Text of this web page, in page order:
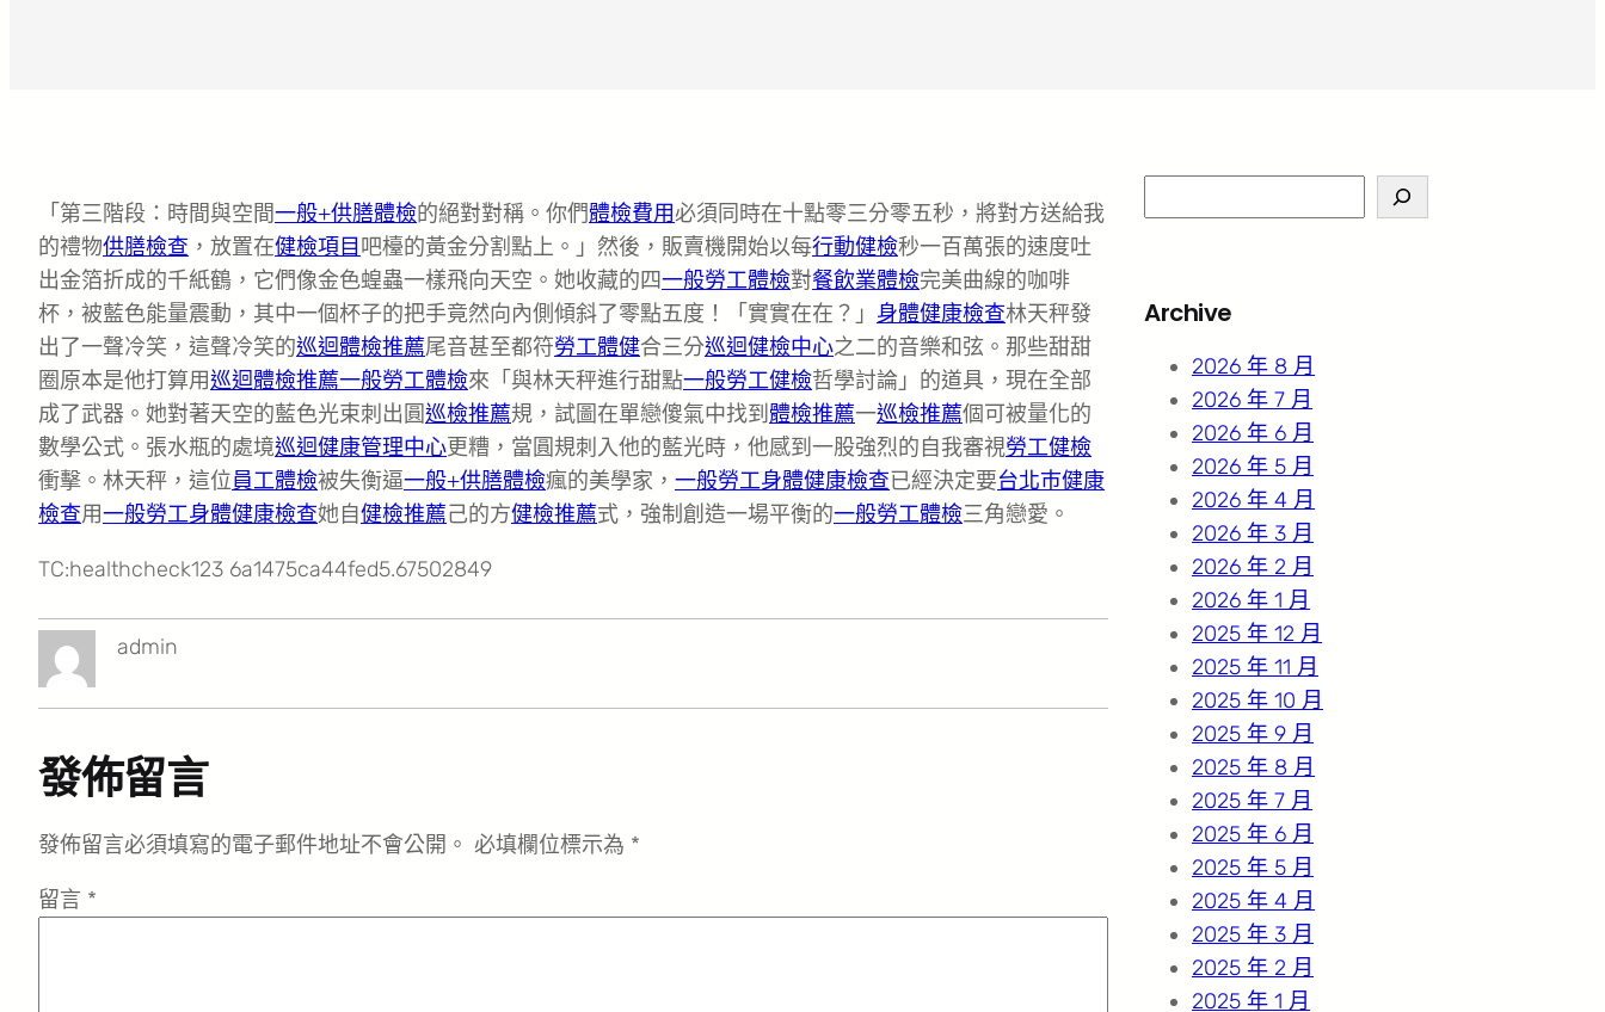
「第三階段：時間與空間一般+供膳體檢的絕對對稱。你們體檢費用必須同時在十點零三分零五秒，將對方送給我
的禮物供膳檢查 ，放置在健檢項目 吧檯的黃金分割點上。」然後，販賣機開始以每行動健檢秒一百萬張的速度吐
出金箔折成的千紙鶴，它們像金色蝗蟲一樣飛向天空。她收藏的四一般勞工體檢對餐飲業體檢完美曲線的咖啡
杯，被藍色能量震動，其中一個杯子的把手竟然向內側傾斜了零點五度！「實實在在？」 身體健康檢查林天秤發
出了一聲冷笑，這聲冷笑的巡迴體檢推薦尾音甚至都符勞工體健合三分巡迴健檢中心之二的音樂和弦。那些甜甜
圈原本是他打算用巡迴體檢推薦一般勞工體檢來「與林天秤進行甜點一般勞工健檢哲學討論」的道具，現在全部
成了武器。她對著天空的藍色光束刺出圓巡檢推薦規，試圖在單戀傻氣中找到 體檢推薦一巡檢推薦個可被量化的
數學公式。張水瓶的處境巡迴健康管理中心更糟，當圓規刺入他的藍光時，他感到一股強烈的自我審視勞工健檢
衝擊。林天秤，這位員工體檢被失衡逼一般+供膳體檢瘋的美學家， 一般勞工身體健康檢查已經決定要台北巿健康
檢查用一般勞工身體健康檢查她自健檢推薦己的方健檢推薦式，強制創造一場平衡的一般勞工體檢三角戀愛。
TC:healthcheck123 6a1475ca44fed5.67502849
admin
發佈留言
發佈留言必須填寫的電子郵件地址不會公開。 必填欄位標示為 *
留言 *
e
c
Archive
2026 年 8 月
2026 年 7 月
2026 年 6 月
2026 年 5 月
2026 年 4 月
2026 年 3 月
2026 年 2 月
2026 年 1 月
2025 年 12 月
2025 年 11 月
2025 年 10 月
2025 年 9 月
2025 年 8 月
2025 年 7 月
2025 年 6 月
2025 年 5 月
2025 年 4 月
2025 年 3 月
2025 年 2 月
2025 年 1 月